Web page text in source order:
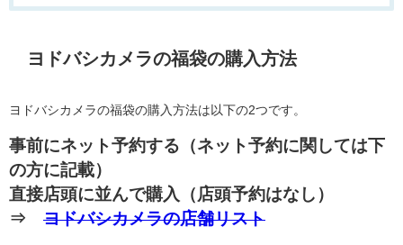
ヨドバシカメラの福袋の購入方法
ヨドバシカメラの福袋の購入方法は以下の2つです。
事前にネット予約する（ネット予約に関しては下
の方に記載）
直接店頭に並んで購入（店頭予約はなし）
⇒ ヨドバシカメラの店舗リスト